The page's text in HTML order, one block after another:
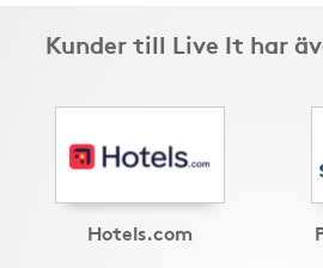
Kunder till Live It har
Hotels.com